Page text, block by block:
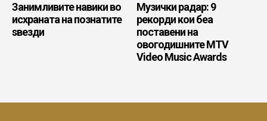
Занимливите навики во
исхраната на познатите
ѕвезди
Музички радар: 9
рекорди кои беа
поставени на
овогодишните MTV
Video Music Awards